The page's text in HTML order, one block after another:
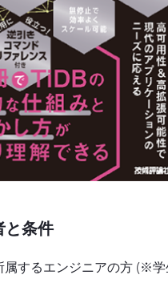
と条件
属するエンジニアの方 (※